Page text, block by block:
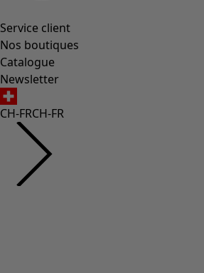
Service client
Nos boutiques
Catalogue
Newsletter
CH-FRCH-FR